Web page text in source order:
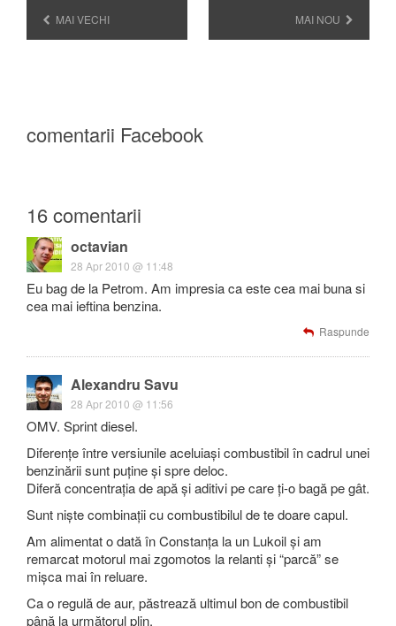
MAI VECHI MAI NOU
comentarii Facebook
16 comentarii
octavian
28 Apr 2010 @ 11:48
Eu bag de la Petrom. Am impresia ca este cea mai buna si
cea mai ieftina benzina.
Raspunde
Alexandru Savu
28 Apr 2010 @ 11:56
OMV. Sprint diesel.
Diferențe între versiunile aceluiași combustibil în cadrul unei
benzinării sunt puține și spre deloc.
Diferă concentrația de apă și aditivi pe care ți-o bagă pe gât.
Sunt niște combinații cu combustibilul de te doare capul.
Am alimentat o dată în Constanța la un Lukoil și am
remarcat motorul mai zgomotos la relanti și “parcă” se
mișca mai în reluare.
Ca o regulă de aur, păstrează ultimul bon de combustibil
până la următorul plin.